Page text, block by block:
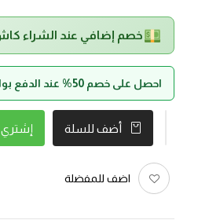
خصم إضافي عند الشراء
احصل على خصم 50% عند الدفع بواسطة حالا
أضف للسلة إشتري
اضف للمفضلة